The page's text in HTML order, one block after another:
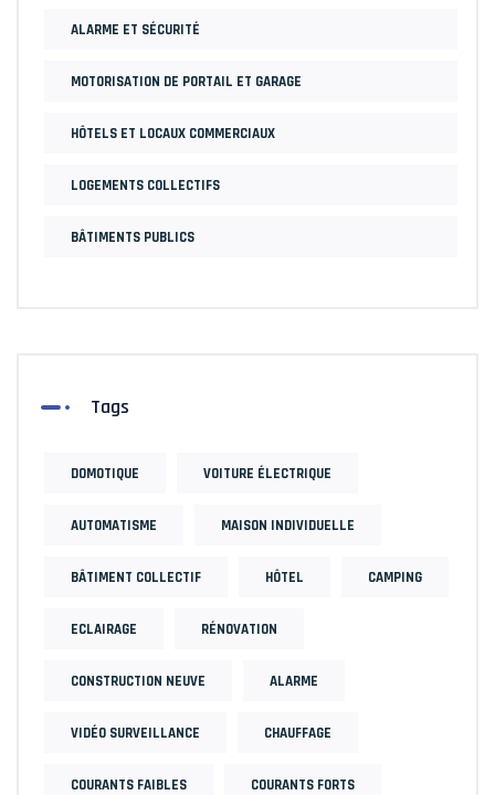
ALARME ET SÉCURITÉ
MOTORISATION DE PORTAIL ET GARAGE
HÔTELS ET LOCAUX COMMERCIAUX
LOGEMENTS COLLECTIFS
BÂTIMENTS PUBLICS
Tags
DOMOTIQUE VOITURE ÉLECTRIQUE
AUTOMATISME MAISON INDIVIDUELLE
BÂTIMENT COLLECTIF HÔTEL CAMPING
ECLAIRAGE RÉNOVATION
CONSTRUCTION NEUVE ALARME
VIDÉO SURVEILLANCE CHAUFFAGE
COURANTS FAIBLES COURANTS FORTS